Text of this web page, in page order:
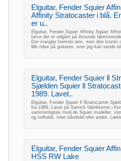
Elguitar, Fender Squier
Affinity Stratocaster i blå.
er u..
Elguitar, Fender Squier Affinity Squier
farve der er udgået på 4sounds
Der mangler tremolo arm, men den koster
lille ridse på guitaren, som jeg kan sende bill
Elguitar, Fender Squier ll
Sjælden Squier ll
1989. Lavet..
Elguitar, Fender Squier ll Stratocaster
fra 1989. Lavet på Samick fabrikkerne i
sammenlignes med de Squier modeller,
og velholdt. Intet båndslid eller andet.
Elguitar, Fender Squier
HSS RW Lake